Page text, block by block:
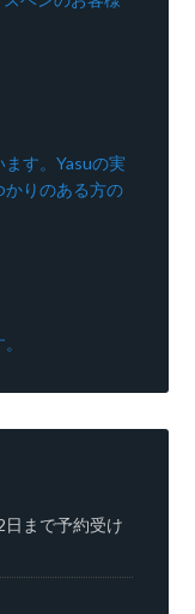
す。Yasuの実
かりのある方の
日まで予約受け